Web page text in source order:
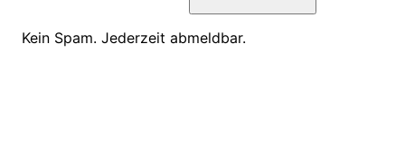
Kein Spam. Jederzeit abmeldbar.